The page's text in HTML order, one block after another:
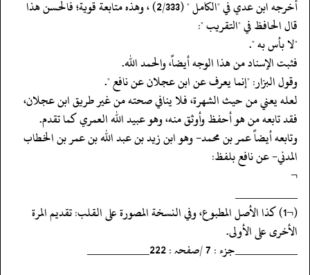
‏‏‏‏أخرجه ابن عدي في "الكامل " (2/333) ، وهذه متابعة قوية؛ فالحسن هذا
قال الحافظ في "التقريب ":
‏‏‏‏"لا بأس به ".
‏‏‏‏فثبت الإسناد من هذا الوجه أيضاً، والحمد الله.
‏‏‏‏وقول البزار: "إنما يعرف عن ابن عجلان عن نافع ".
‏‏‏‏لعله يعني من حيث الشهرة، فلا ينافي صحته من غير طريق ابن عجلان،
فقد تابعه من هو أحفظ وأوثق منه، وهو عبيد الله العمري كما تقدم.
‏‏‏‏وتابعه أيضاً عمر بن محمد- وهو ابن زيد بن عبد الله بن عمر بن الخطاب
المدني- عن نافع بلفظ:
‏‏‏‏¬
‏‏‏‏__________
‏‏‏‏(¬1) كذا الأصل المطبوع، وفي النسخة المصورة على القلب: تقديم المرة
الأخرى على الأولى.
‏‏‏‏__________جزء : 7 /صفحہ : 222__________